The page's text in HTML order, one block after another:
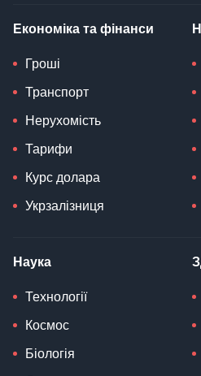
Економіка та фінанси
Гроші
Транспорт
Нерухомість
Тарифи
Курс долара
Укрзалізниця
Наука
Технології
Космос
Біологія